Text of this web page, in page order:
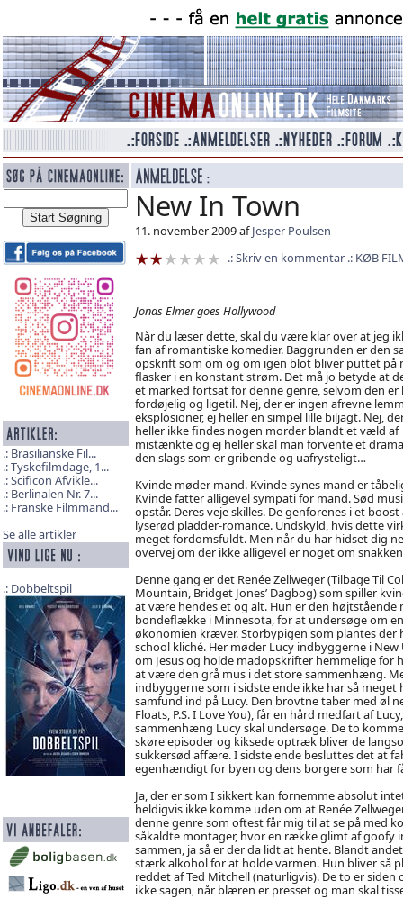
Brasilianske Fil...
Tyskefilmdage, 1...
Scificon Afvikle...
Berlinalen Nr. 7...
Franske Filmmand...
Se alle artikler
Dobbeltspil
New In Town
11. november 2009 afJesper Poulsen
Skriv en kommentar
KØB
Jonas Elmer goes Hollywood
Når du læser dette, skal du være klar over at jeg
fan af romantiske komedier. Baggrunden er den
opskrift som om og om igen blot bliver puttet på
flasker i en konstant strøm. Det må jo betyde at
et marked fortsat for denne genre, selvom den er
fordøjelig og ligetil. Nej, der er ingen afrevne
eksplosioner, ej heller en simpel lille biljagt. Nej,
heller ikke findes nogen morder blandt et væld af
mistænkte og ej heller skal man forvente et
den slags som er gribende og uafrysteligt…
Kvinde møder mand. Kvinde synes mand er
Kvinde fatter alligevel sympati for mand. Sød
opstår. Deres veje skilles. De genforenes i et boost
lyserød pladder-romance. Undskyld, hvis dette
meget fordomsfuldt. Men når du har hidset dig
overvej om der ikke alligevel er noget om
Denne gang er det Renée Zellweger (Tilbage Til
Mountain, Bridget Jones’ Dagbog) som spiller
at være hendes et og alt. Hun er den højtstående
bondeflække i Minnesota, for at undersøge om
økonomien kræver. Storbypigen som plantes
school kliché. Her møder Lucy indbyggerne i
om Jesus og holde madopskrifter hemmelige
at være den grå mus i det store sammenhæng.
indbyggerne som i sidste ende ikke har så
samfund ind på Lucy. Den brovtne taber med øl
Floats, P.S. I Love You), får en hård medfart af
sammenhæng Lucy skal undersøge. De to
skøre episoder og kiksede optræk bliver de
sukkersød affære. I sidste ende besluttes det at
egenhændigt for byen og dens borgere som har
Ja, der er som I sikkert kan fornemme absolut
heldigvis ikke komme uden om at Renée
denne genre som oftest får mig til at se på med
såkaldte montager, hvor en række glimt af
sammen, ja så er der da lidt at hente. Blandt
stærk alkohol for at holde varmen. Hun bliver så
reddet af Ted Mitchell (naturligvis). De to er
ikke sagen, når blæren er presset og man skal